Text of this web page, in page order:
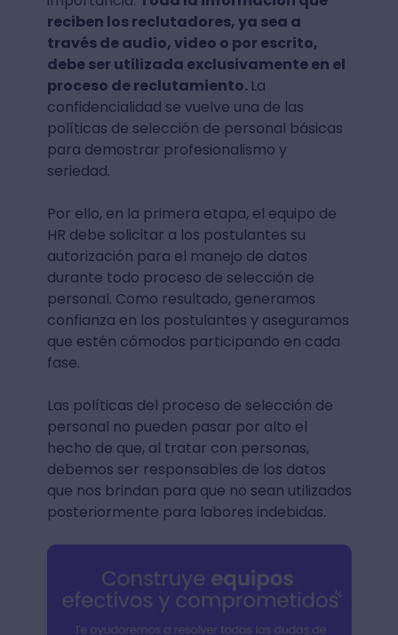
reciben los reclutadores, ya sea a
través de audio, video o por escrito,
debe ser utilizada exclusivamente en el
proceso de reclutamiento. La
confidencialidad se vuelve una de las
políticas de selección de personal básicas
para demostrar profesionalismo y
seriedad.
Por ello, en la primera etapa, el equipo de
HR debe solicitar a los postulantes su
autorización para el manejo de datos
durante todo proceso de selección de
personal. Como resultado, generamos
confianza en los postulantes y aseguramos
que estén cómodos participando en cada
fase.
Las políticas del proceso de selección de
personal no pueden pasar por alto el
hecho de que, al tratar con personas,
debemos ser responsables de los datos
que nos brindan para que no sean utilizados
posteriormente para labores indebidas.